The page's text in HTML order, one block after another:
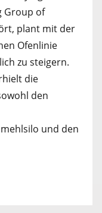
Group of
plant mit der
Ofenlinie
zu steigern.
die
den
und den